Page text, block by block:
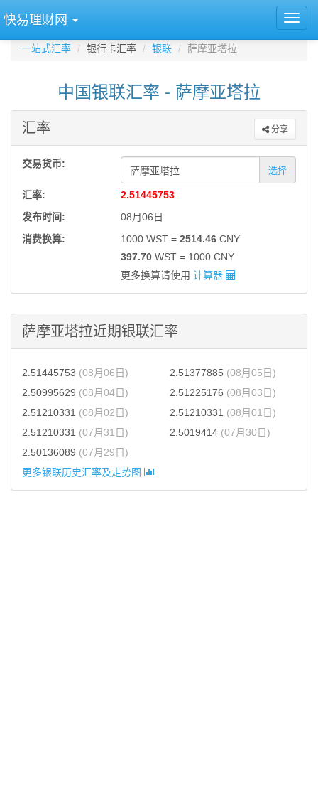
快易理财网
一站式汇率 银行卡汇率 银联 萨摩亚塔拉
中国银联汇率 - 萨摩亚塔拉
分享
汇率
交易货币:
选择
汇率:
2.51445753
发布时间:
08月06日
消费换算:
1000 WST = 2514.46CNY
397.70WST = 1000 CNY
更多换算请使用 计算器
萨摩亚塔拉近期银联汇率
2.51445753 (08月06日) 2.51377885 (08月05日)
2.50995629 (08月04日) 2.51225176 (08月03日)
2.51210331 (08月02日) 2.51210331 (08月01日)
2.51210331 (07月31日) 2.5019414 (07月30日)
2.50136089 (07月29日)
更多银联历史汇率及走势图